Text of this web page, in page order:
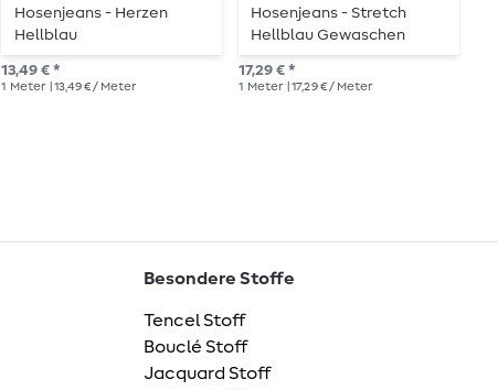
Hosenjeans - Herzen
Hellblau
13,49 € *
1 Meter | 13,49 € / Meter
Hosenjeans - Stretch
Hellblau Gewaschen
17,29 € *
1 Meter | 17,29 € / Meter
Besondere Stoffe
Tencel Stoff
Bouclé Stoff
Jacquard Stoff